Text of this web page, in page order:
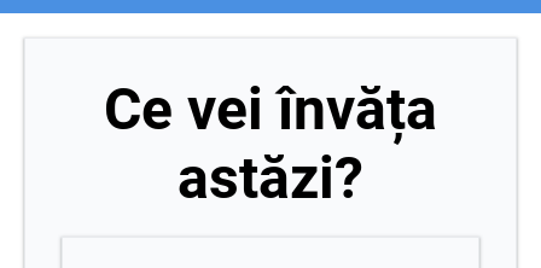
Ce vei învăța
astăzi?